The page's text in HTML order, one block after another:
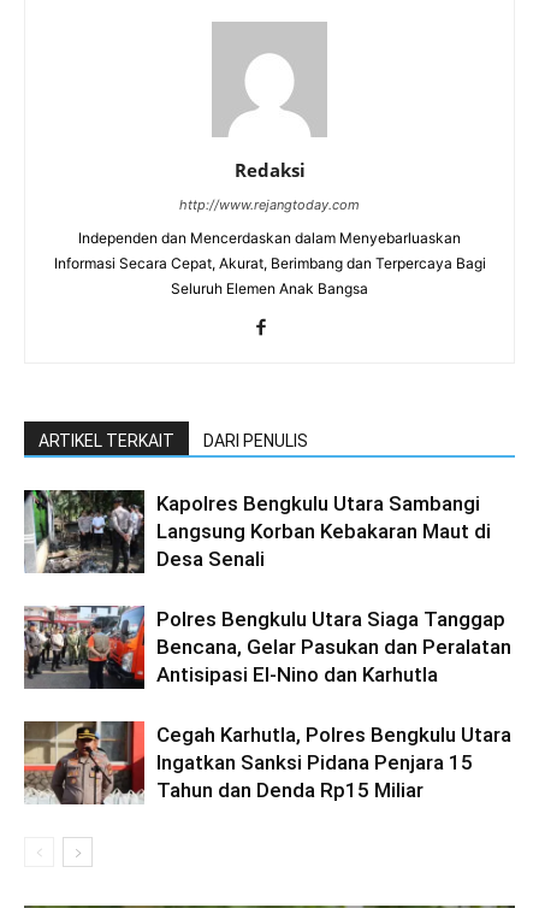
Redaksi
http://www.rejangtoday.com
Independen dan Mencerdaskan dalam Menyebarluaskan
Informasi Secara Cepat, Akurat, Berimbang dan Terpercaya Bagi
Seluruh Elemen Anak Bangsa
ARTIKEL TERKAIT DARI PENULIS
Kapolres Bengkulu Utara Sambangi
Langsung Korban Kebakaran Maut di
Desa Senali
Polres Bengkulu Utara Siaga Tanggap
Bencana, Gelar Pasukan dan Peralatan
Antisipasi El-Nino dan Karhutla
Cegah Karhutla, Polres Bengkulu Utara
Ingatkan Sanksi Pidana Penjara 15
Tahun dan Denda Rp15 Miliar